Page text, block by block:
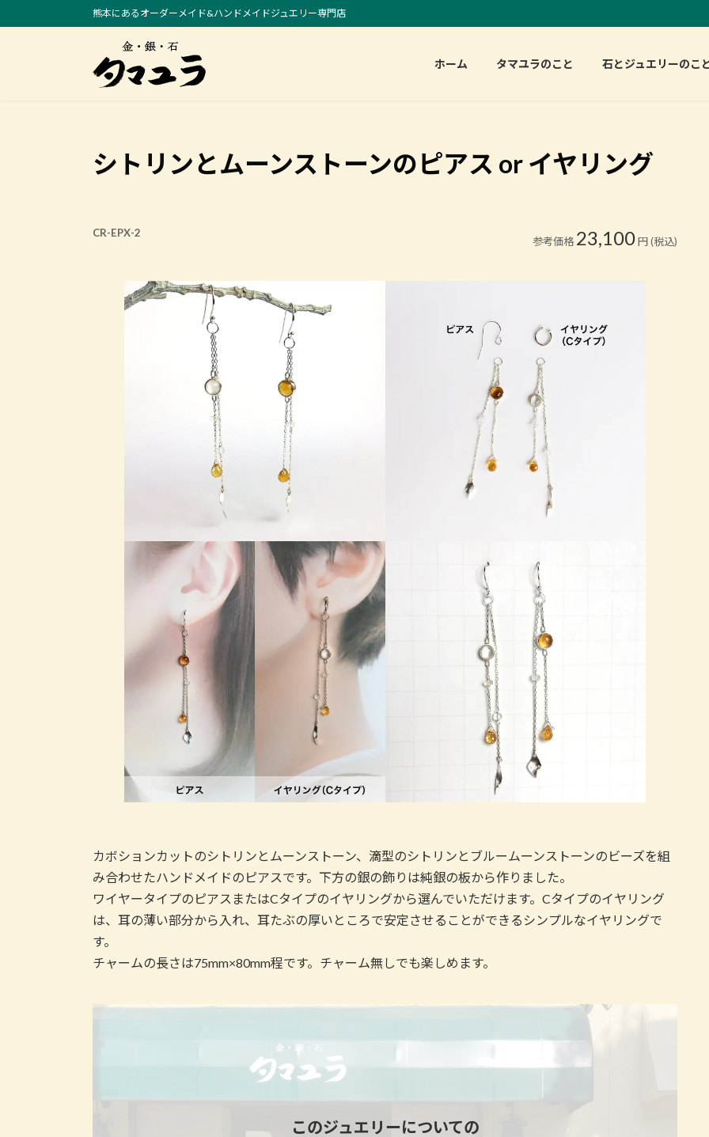
ン
ビ
熊本にあるオーダーメイド&ハンドメイドジュエリー専門店
ホーム タマユラのこと 石とジュエリーのこ
シトリンとムーンストーンのピアス or イヤリング
CR-EPX-2
参考価格 23,100円 (税込)
カボションカットのシトリンとムーンストーン、滴型のシトリンとブルームーンストーンのビーズを組
み合わせたハンドメイドのピアスです。下方の銀の飾りは純銀の板から作りました。
ワイヤータイプのピアスまたはCタイプのイヤリングから選んでいただけます。Cタイプのイヤリング
は、耳の薄い部分から入れ、耳たぶの厚いところで安定させることができるシンプルなイヤリングで
す。
チャームの長さは75mm×80mm程です。チャーム無しでも楽しめます。
このジュエリーについての